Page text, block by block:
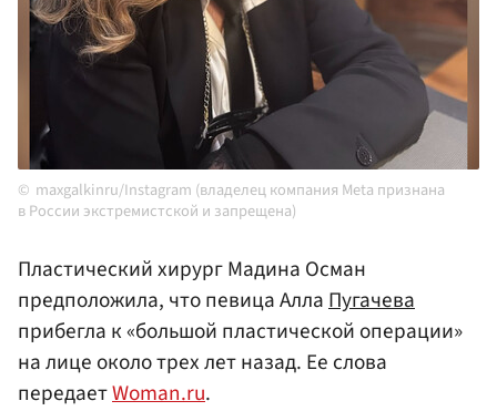
maxgalkinru/Instagram (владелец компания Meta признана
в России экстремистской и запрещена)
Пластический хирург Мадина Осман
предположила, что певица АллаПугачева
прибегла к «большой пластической операции»
на лице около трех лет назад. Ее слова
передаетWoman.ru.